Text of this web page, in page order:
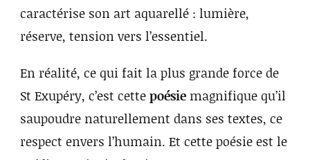
caractérise son art aquarellé : lumière,
réserve, tension vers l’essentiel.
En réalité, ce qui fait la plus grande force de
St Exupéry, c’est cettepoésie magnifique qu’il
saupoudre naturellement dans ses textes, ce
respect envers l’humain. Et cette poésie est le